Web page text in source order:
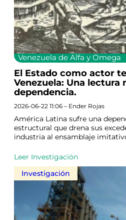
Venezuela de Alfa y Omega
El Estado como actor
Venezuela: Una lectura
dependencia.
2026-06-22 11:06 – Ender Rojas
América Latina sufre una
estructural que drena sus
industria al ensamblaje
Leer Investigación
Investigación